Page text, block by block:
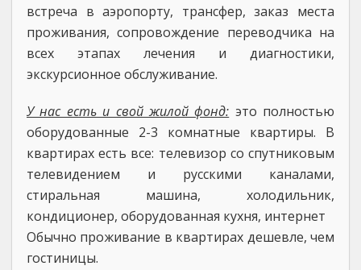
встреча в аэропорту, трансфер, заказ места
проживания, сопровождение переводчика на
всех этапах лечения и диагностики,
экскурсионное обслуживание.
У нас есть и свой жилой фонд: это полностью
оборудованные 2-3 комнатные квартиры. В
квартирах есть все: телевизор со спутниковым
телевидением и русскими каналами,
стиральная машина, холодильник,
кондиционер, оборудованная кухня, интернет
Обычно проживание в квартирах дешевле, чем
гостиницы.